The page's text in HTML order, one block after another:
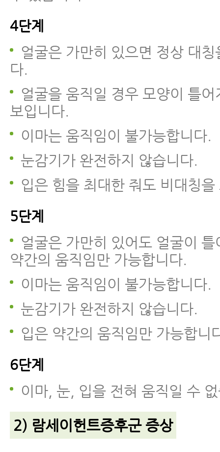
4단계
얼굴은 가만히 있으면 정상 대
다.
얼굴을 움직일 경우 모양이 틀
보입니다.
이마는 움직임이 불가능합니다.
눈감기가 완전하지 않습니다.
입은 힘을 최대한 줘도 비대칭
5단계
얼굴은 가만히 있어도 얼굴이
약간의 움직임만 가능합니다.
이마는 움직임이 불가능합니다.
눈감기가 완전하지 않습니다.
입은 약간의 움직임만 가능합니
6단계
이마, 눈, 입을 전혀 움직일 수
2) 람세이헌트증후군 증상